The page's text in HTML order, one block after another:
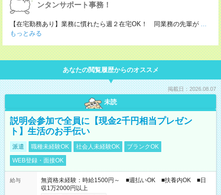
ンタンサポート事務！
【在宅勤務あり】業務に慣れたら週２在宅OK！ 同業務の先輩が ...
もっとみる
あなたの閲覧履歴からのオススメ
掲載日：2026.08.07
未読
説明会参加で全員に【現金2千円相当プレゼン
ト】生活のお手伝い
派遣 職種未経験OK 社会人未経験OK
ブランクOK
WEB登録・面接OK
給与
無資格未経験：時給1500円～ ■週払いOK ■扶養内OK ■日
収1万2000円以上